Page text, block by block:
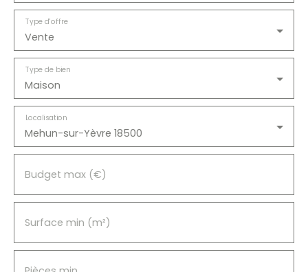
Vente
Type d'offre
Maison
Type de bien
Mehun-sur-Yèvre 18500
Localisation
Budget max (€)
Surface min (m²)